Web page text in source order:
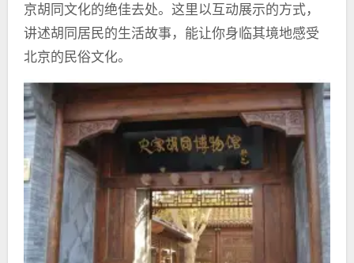
京胡同文化的绝佳去处。这里以互动展示的方式，
讲述胡同居民的生活故事，能让你身临其境地感受
北京的民俗文化。